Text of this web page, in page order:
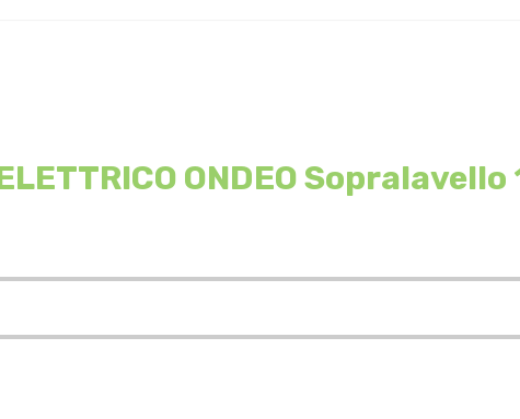
ONDEO